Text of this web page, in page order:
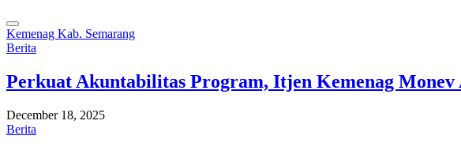
Kemenag Kab. Semarang
Berita
Perkuat Akuntabilitas Program, Itjen Kemenag Monev
December 18, 2025
Berita